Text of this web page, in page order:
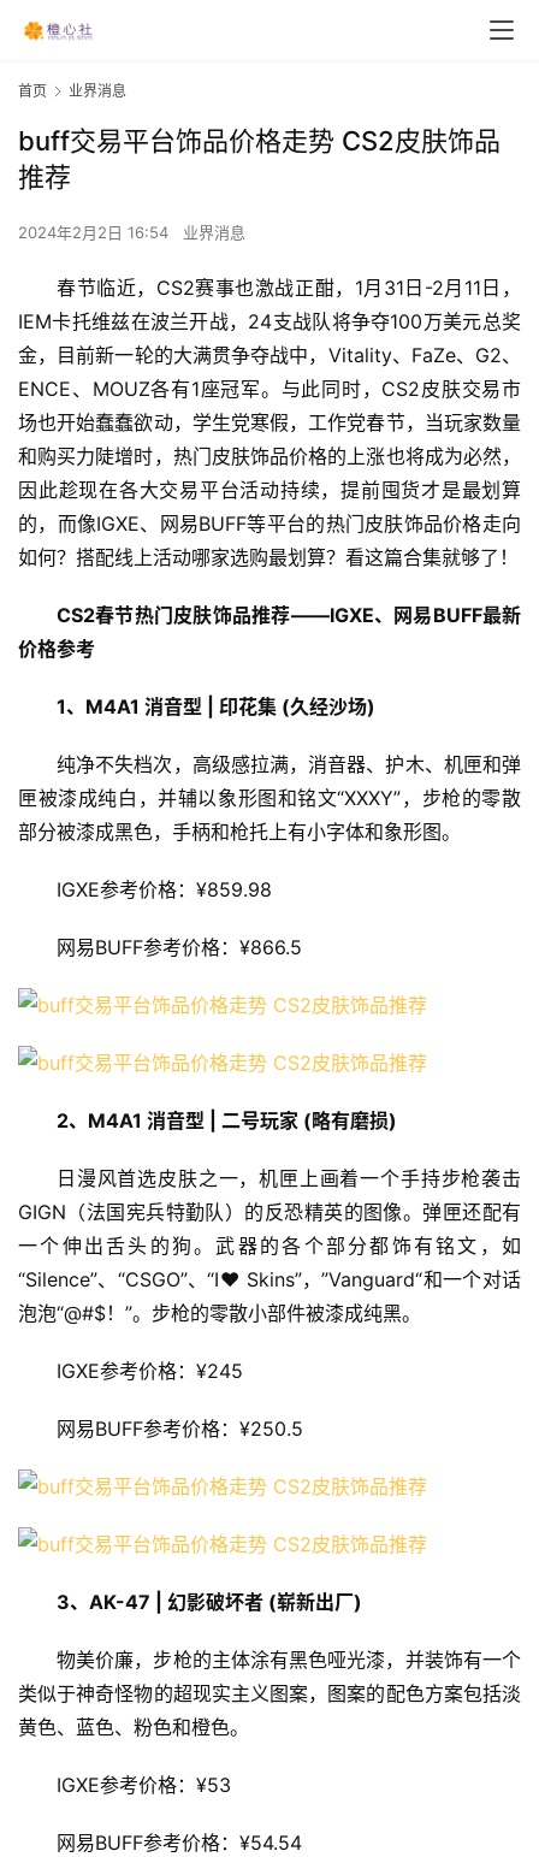
首页 业界消息
buff交易平台饰品价格走势 CS2皮肤饰品
推荐
2024年2月2日 16:54 业界消息
春节临近，CS2赛事也激战正酣，1月31日-2月11日，
IEM卡托维兹在波兰开战，24支战队将争夺100万美元总奖
金，目前新一轮的大满贯争夺战中，Vitality、FaZe、G2、
ENCE、MOUZ各有1座冠军。与此同时，CS2皮肤交易市
场也开始蠢蠢欲动，学生党寒假，工作党春节，当玩家数量
和购买力陡增时，热门皮肤饰品价格的上涨也将成为必然，
因此趁现在各大交易平台活动持续，提前囤货才是最划算
的，而像IGXE、网易BUFF等平台的热门皮肤饰品价格走向
如何？搭配线上活动哪家选购最划算？看这篇合集就够了！
CS2春节热门皮肤饰品推荐——IGXE、网易BUFF最新
价格参考
1、 M4A1 消音型 | 印花集 (久经沙场)
纯净不失档次，高级感拉满，消音器、护木、机匣和弹
匣被漆成纯白，并辅以象形图和铭文“XXXY”，步枪的零散
部分被漆成黑色，手柄和枪托上有小字体和象形图。
IGXE参考价格：¥859.98
网易BUFF参考价格：¥866.5
2、M4A1 消音型 | 二号玩家 (略有磨损)
日漫风首选皮肤之一，机匣上画着一个手持步枪袭击
GIGN（法国宪兵特勤队）的反恐精英的图像。弹匣还配有
一个伸出舌头的狗。武器的各个部分都饰有铭文，如
“Silence”、“CSGO”、“I❤ Skins”，”Vanguard“和一个对话
泡泡“@#$！”。步枪的零散小部件被漆成纯黑。
IGXE参考价格：¥245
网易BUFF参考价格：¥250.5
3、 AK-47 | 幻影破坏者 (崭新出厂)
物美价廉，步枪的主体涂有黑色哑光漆，并装饰有一个
类似于神奇怪物的超现实主义图案，图案的配色方案包括淡
黄色、蓝色、粉色和橙色。
IGXE参考价格：¥53
网易BUFF参考价格：¥54.54